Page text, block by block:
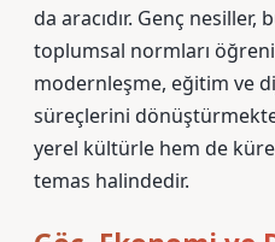
da aracıdır. Genç nesiller,
toplumsal normları
modernleşme, eğitim ve
süreçlerini
yerel kültürle hem de
temas halindedir.